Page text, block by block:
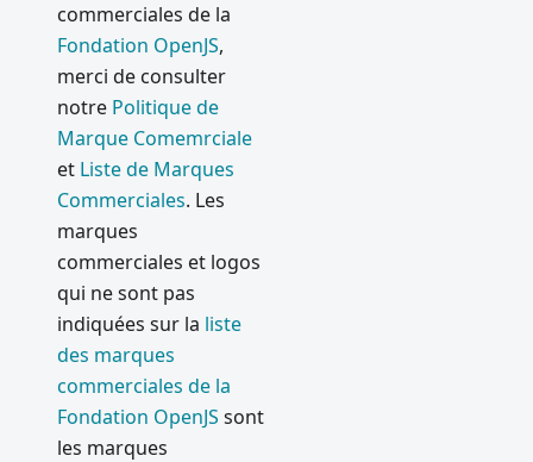
commerciales de la
Fondation OpenJS,
merci de consulter
notre Politique de
Marque Comemrciale
et Liste de Marques
Commerciales. Les
marques
commerciales et logos
qui ne sont pas
indiquées sur la liste
des marques
commerciales de la
Fondation OpenJS sont
les marques